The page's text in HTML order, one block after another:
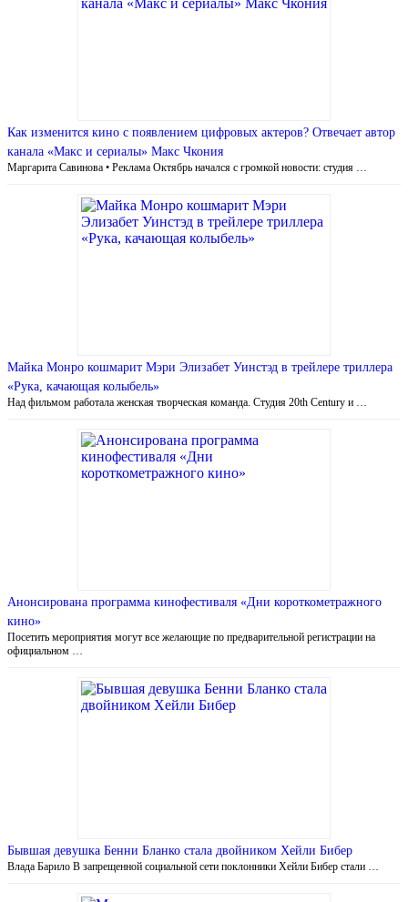
Как изменится кино с появлением цифровых актеров? Отвечает автор
канала «Макс и сериалы» Макс Чкония
Маргарита Савинова • Реклама Октябрь начался с громкой новости: студия …
Майка Монро кошмарит Мэри Элизабет Уинстэд в трейлере триллера
«Рука, качающая колыбель»
Над фильмом работала женская творческая команда. Студия 20th Century и …
Анонсирована программа кинофестиваля «Дни короткометражного
кино»
Посетить мероприятия могут все желающие по предварительной регистрации на
официальном …
Бывшая девушка Бенни Бланко стала двойником Хейли Бибер
Влада Барило В запрещенной социальной сети поклонники Хейли Бибер стали …